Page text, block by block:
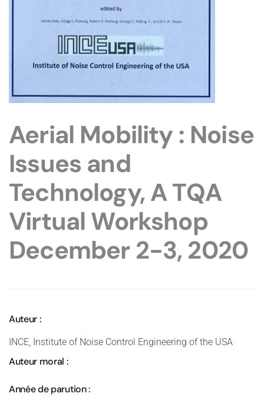
Aerial Mobility : Noise
Issues and
Technology, A TQA
Virtual Workshop
December 2-3, 2020
Auteur :
INCE, Institute of Noise Control Engineering of the USA
Auteur moral :
Année de parution :